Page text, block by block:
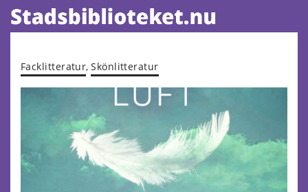
Tjänster
Facklitteratur,Skönlitteratur